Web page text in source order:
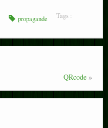
Tags :
propagande
QRcode »